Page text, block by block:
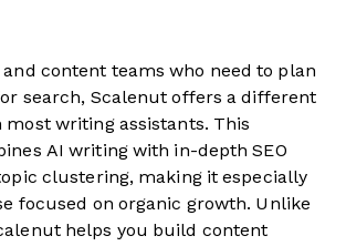
content teams who need to plan
search, Scalenut offers a different
most writing assistants. This
AI writing with in-depth SEO
clustering, making it especially
focused on organic growth. Unlike
helps you build content